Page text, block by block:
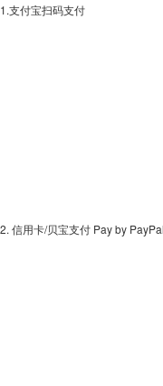
1.支付宝扫码支付
2. 信用卡/贝宝支付 Pay by